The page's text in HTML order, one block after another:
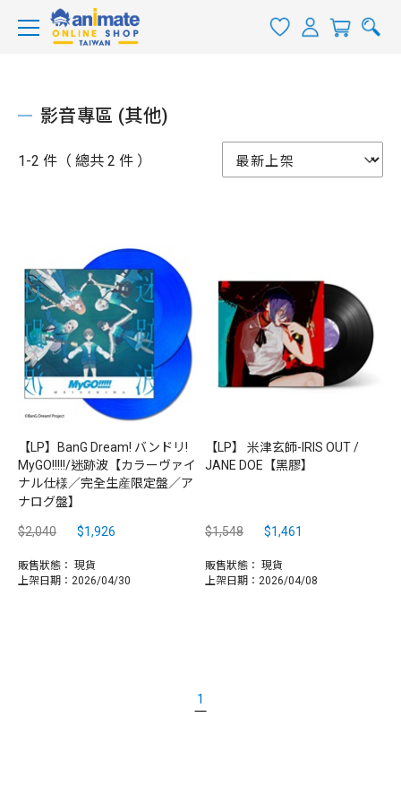
影音專區 (其他)
1-2 件（ 總共 2 件 ）
【LP】BanG Dream! バンドリ!
MyGO!!!!!/迷跡波【カラーヴァイ
ナル仕様／完全生産限定盤／ア
ナログ盤】
$2,040 $1,926
販售狀態： 現貨
上架日期：2026/04/30
【LP】 米津玄師-IRIS OUT /
JANE DOE【黑膠】
$1,548 $1,461
販售狀態： 現貨
上架日期：2026/04/08
1